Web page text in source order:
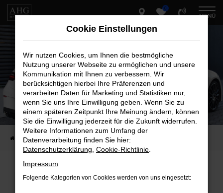
Zum
0
MENÜ
Startseite Fahrzeug-Showroom
Cookie Einstellungen
Wir nutzen Cookies, um Ihnen die bestmögliche
Nutzung unserer Webseite zu ermöglichen und unsere
Kommunikation mit Ihnen zu verbessern. Wir
berücksichtigen hierbei Ihre Präferenzen und
verarbeiten Daten für Marketing und Statistiken nur,
wenn Sie uns Ihre Einwilligung geben. Wenn Sie zu
einem späteren Zeitpunkt Ihre Meinung ändern, können
Sie die Einwilligung jederzeit für die Zukunft widerrufen.
Weitere Informationen zum Umfang der
Datenverarbeitung finden Sie hier:
Datenschutzerklärung Cookie-Richtlinie
Impressum
Folgende Kategorien von Cookies werden von uns eingesetzt: